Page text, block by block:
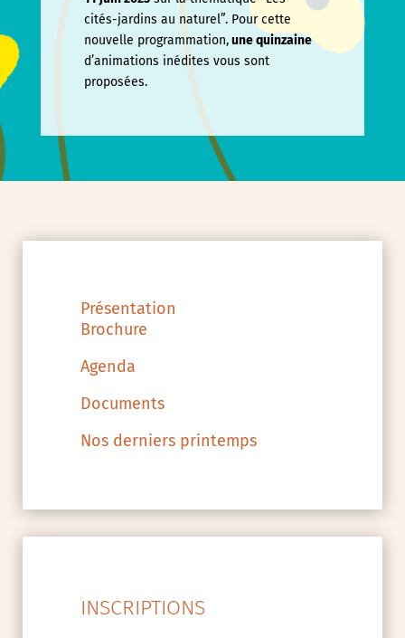
cités-jardins au naturel”. Pour cette
nouvelle programmation,une quinzaine
d’animations inédites vous sont
proposées.
Présentation
Brochure
Agenda
Documents
Nos derniers printemps
INSCRIPTIONS